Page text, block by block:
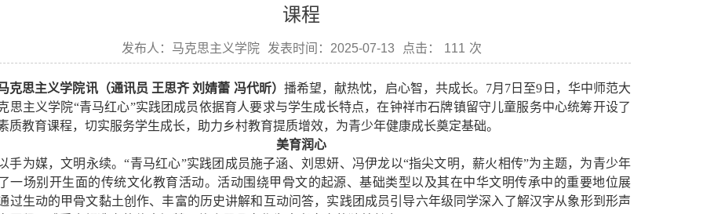
课程
发布人：马克思主义学院 发表时间：2025-07-13 点击： 111 次
克思主义学院讯（通讯员 王思齐 刘婧蕾 冯代昕） 播希望，献热忱，启心智，共成长。7月7日至9日，华中师范大
思主义学院“青马红心”实践团成员依据育人要求与学生成长特点，在钟祥市石牌镇留守儿童服务中心统筹开设了
质教育课程，切实服务学生成长，助力乡村教育提质增效，为青少年健康成长奠定基础。
美育润心
手为媒，文明永续。“青马红心”实践团成员施子涵、刘思妍、冯伊龙以“指尖文明，薪火相传”为主题，为青少年
一场别开生面的传统文化教育活动。活动围绕甲骨文的起源、基础类型以及其在中华文明传承中的重要地位展
过生动的甲骨文黏土创作、丰富的历史讲解和互动问答，实践团成员引导六年级同学深入了解汉字从象形到形声